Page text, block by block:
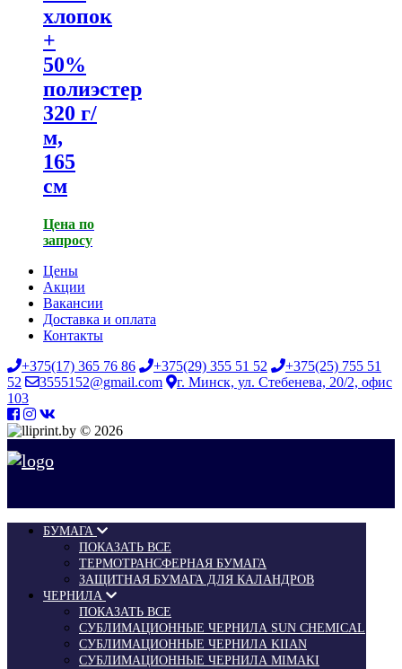
хлопок
+
50%
полиэстер
320 г/
м,
165
см
Цена по
запросу
Цены
Акции
Вакансии
Доставка и оплата
Контакты
+375(17) 365 76 86
+375(29) 355 51 52
+375(25) 755 51
52
3555152@gmail.com
г. Минск, ул. Стебенева, 20/2, офис
103
© 2026
БУМАГА
ПОКАЗАТЬ ВСЕ
ТЕРМОТРАНСФЕРНАЯ БУМАГА
ЗАЩИТНАЯ БУМАГА ДЛЯ КАЛАНДРОВ
ЧЕРНИЛА
ПОКАЗАТЬ ВСЕ
СУБЛИМАЦИОННЫЕ ЧЕРНИЛА SUN CHEMICAL
СУБЛИМАЦИОННЫЕ ЧЕРНИЛА KIIAN
СУБЛИМАЦИОННЫЕ ЧЕРНИЛА MIMAKI